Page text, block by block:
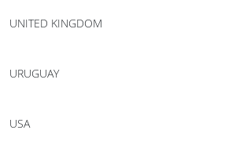
UNITED KINGDOM
URUGUAY
USA